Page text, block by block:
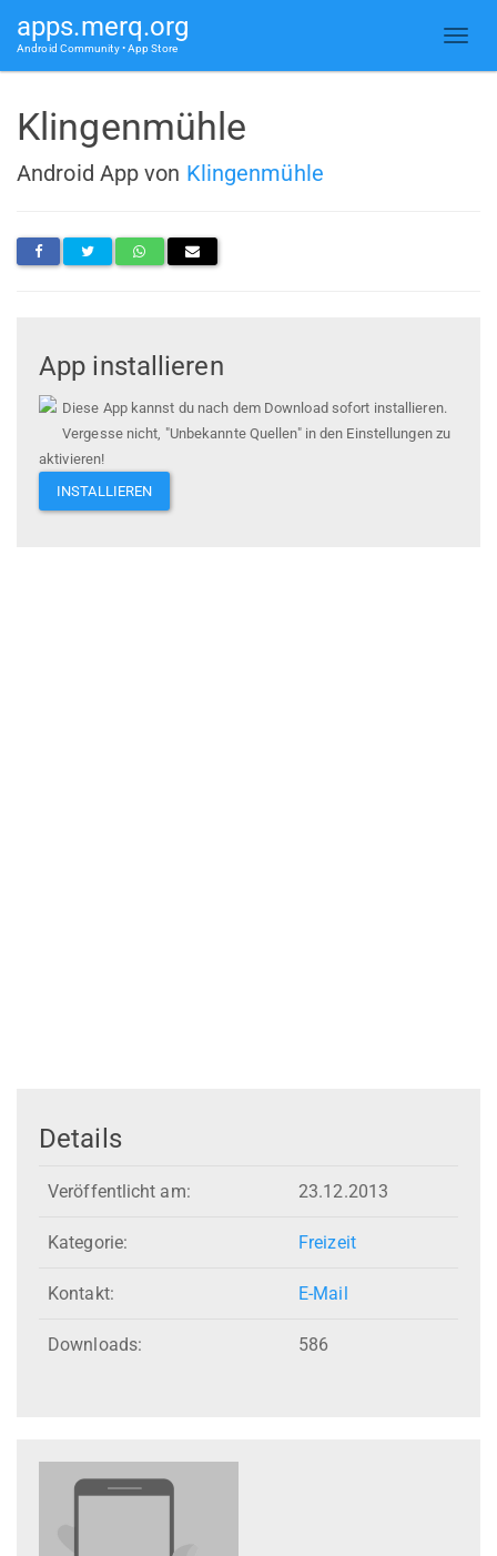
apps.merq.org
Android Community • App Store
Klingenmühle
Android App von Klingenmühle
App installieren
Diese App kannst du nach dem Download sofort installieren.
Vergesse nicht, "Unbekannte Quellen" in den Einstellungen zu
aktivieren!
INSTALLIEREN
Details
Veröffentlicht am: 23.12.2013
Kategorie: Freizeit
Kontakt: E-Mail
Downloads: 586